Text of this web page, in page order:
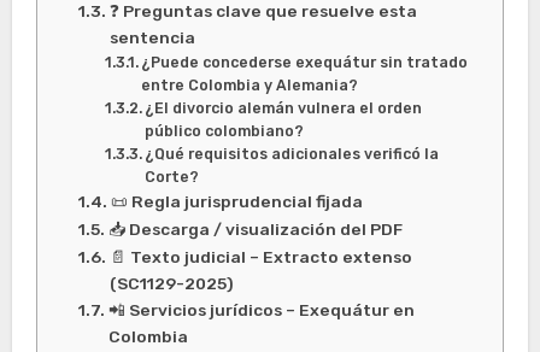
❓ Preguntas clave que resuelve esta
sentencia
¿Puede concederse exequátur sin tratado
entre Colombia y Alemania?
¿El divorcio alemán vulnera el orden
público colombiano?
¿Qué requisitos adicionales verificó la
Corte?
📜 Regla jurisprudencial fijada
📥 Descarga / visualización del PDF
📄 Texto judicial – Extracto extenso
(SC1129-2025)
📲 Servicios jurídicos – Exequátur en
Colombia